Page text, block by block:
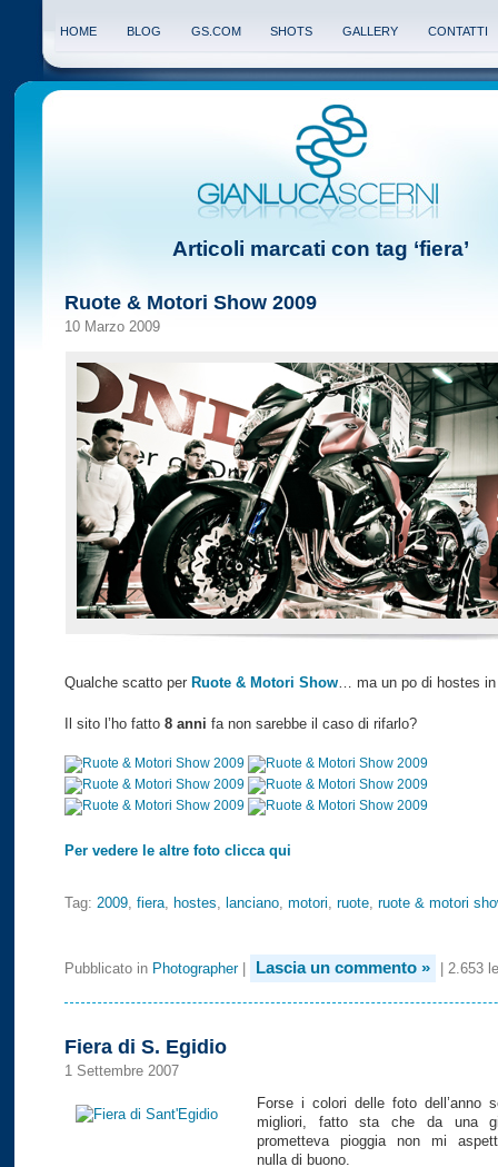
HOME BLOG GS.COM SHOTS GALLERY CONTATTI
Articoli marcati con tag ‘fiera’
Ruote & Motori Show 2009
10 Marzo 2009
Qualche scatto per Ruote & Motori Show … ma un po di hostes
Il sito l’ho fatto 8 anni fa non sarebbe il caso di rifarlo?
Per vedere le altre foto clicca qui
Tag: 2009 fiera hostes lanciano motori ruote ruote & motori
Pubblicato in Photographer| Lascia un commento » | 2.653
Fiera di S. Egidio
1 Settembre 2007
Forse i colori delle foto dell’anno
migliori, fatto sta che da una
prometteva pioggia non mi
nulla di buono.